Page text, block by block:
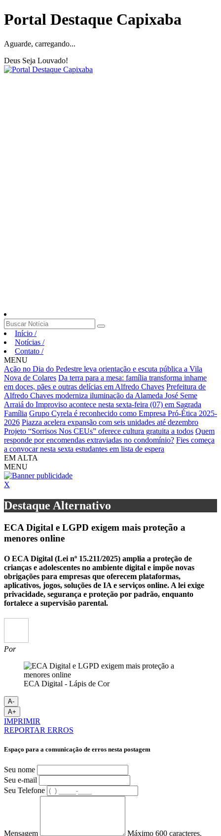
Portal Destaque Capixaba
Aguarde, carregando...
Deus Seja Louvado!
Início /
Notícias /
Contato /
MENU
Ação no Dia do Pedestre leva orientação e escuta pública a Vila
Nova de Colares Da terra para a mesa: família transforma inhame
em doces, pães e outras delícias em Alfredo Chaves Prefeitura de
Alfredo Chaves moderniza iluminação da Alameda José Seme
Arraiá do Improviso acontece nesta sexta-feira (07) em Sagrada
Família Grupo Cyrela é reconhecido como Empresa Pró-Ética 2025-
2026 Piazza acelera expansão com seis unidades até dezembro
Projeto “Sorrisos Nos CEUs” oferece cultura gratuita a todos Quem
responde por encomendas extraviadas no condomínio? Fies começa
a convocar nesta sexta estudantes em lista de espera
EM ALTA
MENU
X
Destaque Alternativo
ECA Digital e LGPD exigem mais proteção a
menores online
O ECA Digital (Lei nº 15.211/2025) amplia a proteção de
crianças e adolescentes no ambiente digital e impõe novas
obrigações para empresas que oferecem plataformas,
aplicativos, jogos, soluções de IA e serviços online. A lei exige
privacidade, segurança e proteção por padrão, enquanto
fortalece a supervisão parental.
Por
ECA Digital - Lápis de Cor
A-
A+
IMPRIMIR
REPORTAR ERROS
Espaço para a comunicação de erros nesta postagem
Seu nome
Seu e-mail
Seu Telefone
Mensagem Máximo 600 caracteres.